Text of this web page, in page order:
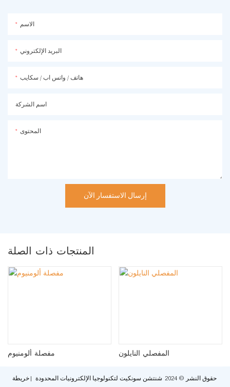
الاسم
البريد الإلكتروني
هاتف / واتس اب / سكايب
اسم الشركة
المحتوى
إرسال الاستفسار الآن
المنتجات ذات الصلة
مفصلة ألومنيوم المفصلي النايلون
حقوق النشر © 2024 شنتشن سونكيت لتكنولوجيا الإلكترونيات المحدودة | خريطة